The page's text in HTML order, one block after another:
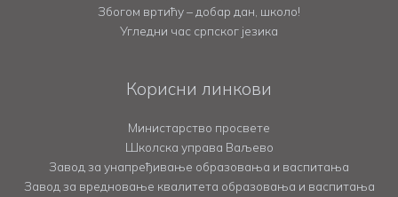
Збогом вртићу – добар дан, школо!
Угледни час српског језика
Корисни линкови
Министарство просвете
Школска управа Ваљево
Завод за унапређивање образовања и васпитања
Завод за вредновање квалитета образовања и васпитања